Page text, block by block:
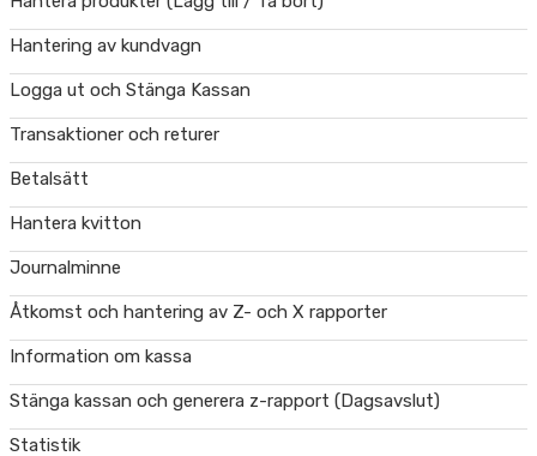
Hantering av kundvagn
Logga ut och Stänga Kassan
Transaktioner och returer
Betalsätt
Hantera kvitton
Journalminne
Åtkomst och hantering av Z- och X rapporter
Information om kassa
Stänga kassan och generera z-rapport (Dagsavslut)
Statistik